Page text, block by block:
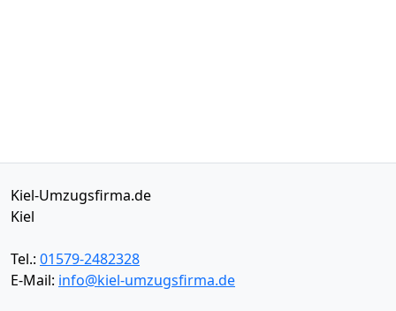
Kiel-Umzugsfirma.de
Kiel
Tel.: 01579-2482328
E-Mail: info@kiel-umzugsfirma.de